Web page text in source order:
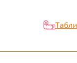
«кирпичная